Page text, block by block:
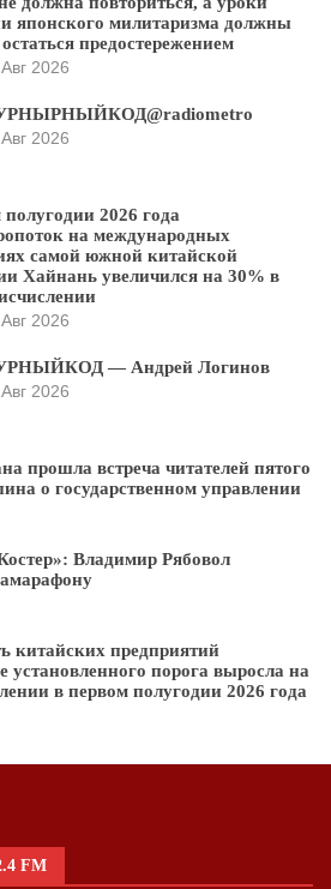
японского милитаризма должны
предостережением
2026
2026
2026 года
на международных
самой южной китайской
Хайнань увеличился на 30% в
2026
— Андрей Логинов
2026
прошла встреча читателей пятого
о государственном управлении
Владимир Рябовол
китайских предприятий
порога выросла на
в первом полугодии 2026 года
FM